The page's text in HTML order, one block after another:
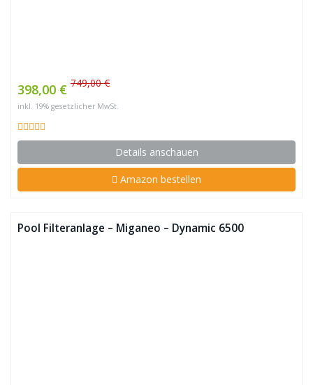
398,00 € 749,00 €
inkl. 19% gesetzlicher MwSt.
Details anschauen
Amazon bestellen
Pool Filteranlage – Miganeo – Dynamic 6500